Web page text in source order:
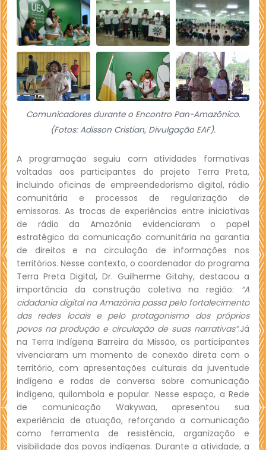
Comunicadores durante o Encontro Pan-Amazônico.
(Fotos: Adisson Cristian, Divulgação EAF).
A programação seguiu com atividades formativas
voltadas aos participantes do projeto Terra Preta,
incluindo oficinas de empreendedorismo digital, rádio
comunitária e processos de regularização de
emissoras. As trocas de experiências entre iniciativas
de rádio da Amazônia evidenciaram o papel
estratégico da comunicação comunitária na garantia
de direitos e na circulação de informações nos
territórios. Nesse contexto, o coordenador do programa
Terra Preta Digital, Dr. Guilherme Gitahy, destacou a
importância da construção coletiva na região: “A
cidadania digital na Amazônia passa pelo fortalecimento
das redes locais e pelo protagonismo dos próprios
povos na produção e circulação de suas narrativas”.Já
na Terra Indígena Barreira da Missão, os participantes
vivenciaram um momento de conexão direta com o
território, com apresentações culturais da juventude
indígena e rodas de conversa sobre comunicação
indígena, quilombola e popular. Nesse espaço, a Rede
de comunicação Wakywaa, apresentou sua
experiência de atuação, reforçando a comunicação
como ferramenta de resistência, organização e
visibilidade dos povos indígenas. Durante a atividade, a